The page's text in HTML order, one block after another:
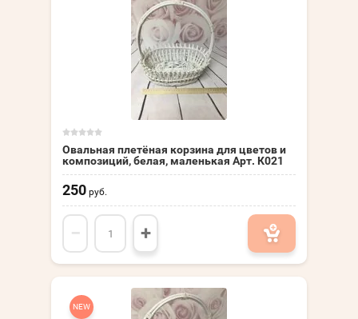
Овальная плетёная корзина для цветов и
композиций, белая, маленькая Арт. К021
250 руб.
− +
NEW